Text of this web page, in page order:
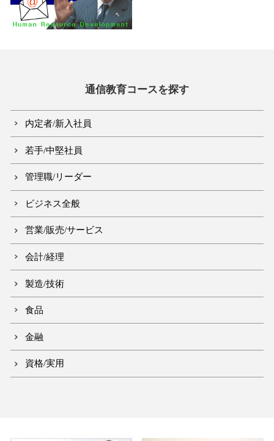
通信教育コースを探す
内定者/新入社員
若手/中堅社員
管理職/リーダー
ビジネス全般
営業/販売/サービス
会計/経理
製造/技術
食品
金融
資格/実用